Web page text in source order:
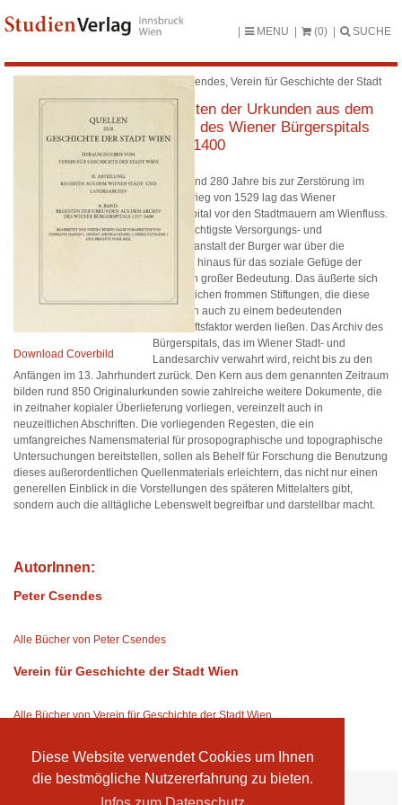
Diese Website verwendet Cookies um Ihnen
die bestmögliche Nutzererfahrung zu bieten.
MENU (0) SUCHE
Download Coverbild
Peter Csendes, Verein für Geschichte der Stadt
Regesten der Urkunden aus dem
Archiv des Wiener Bürgerspitals
1257–1400
Durch rund 280 Jahre bis zur Zerstörung im
Türkenkrieg von 1529 lag das Wiener
Bürgerspital vor den Stadtmauern am Wienfluss.
Diese wichtigste Versorgungs- und
Krankenanstalt der Burger war über die
Funktion hinaus für das soziale Gefüge der
Stadt von großer Bedeutung. Das äußerte sich
in zahlreichen frommen Stiftungen, die diese
Institution auch zu einem bedeutenden
Wirtschaftsfaktor werden ließen. Das Archiv des
Bürgerspitals, das im Wiener Stadt- und
Landesarchiv verwahrt wird, reicht bis zu den
Anfängen im 13. Jahrhundert zurück. Den Kern aus dem genannten Zeitraum
bilden rund 850 Originalurkunden sowie zahlreiche weitere Dokumente, die
in zeitnaher kopialer Überlieferung vorliegen, vereinzelt auch in
neuzeitlichen Abschriften. Die vorliegenden Regesten, die ein
umfangreiches Namensmaterial für prosopographische und topographische
Untersuchungen bereitstellen, sollen als Behelf für Forschung die Benutzung
dieses außerordentlichen Quellenmaterials erleichtern, das nicht nur einen
generellen Einblick in die Vorstellungen des späteren Mittelalters gibt,
sondern auch die alltägliche Lebenswelt begreifbar und darstellbar macht.
AutorInnen:
Peter Csendes
Alle Bücher von Peter Csendes
Verein für Geschichte der Stadt Wien
Alle Bücher von Verein für Geschichte der Stadt Wien